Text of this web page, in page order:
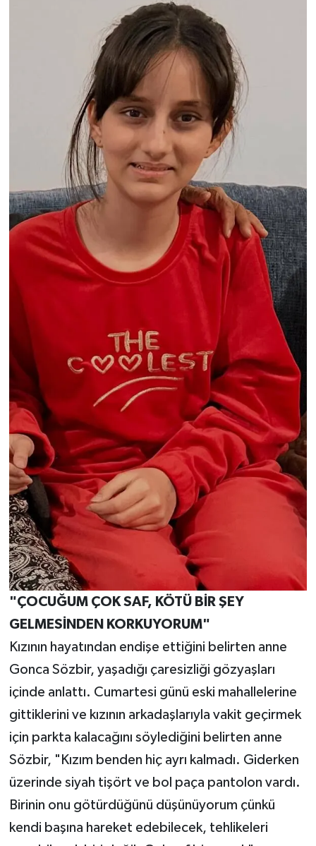
"ÇOCUĞUM ÇOK SAF, KÖTÜ BİR ŞEY
GELMESİNDEN KORKUYORUM"
Kızının hayatından endişe ettiğini belirten anne
Gonca Sözbir, yaşadığı çaresizliği gözyaşları
içinde anlattı. Cumartesi günü eski mahallelerine
gittiklerini ve kızının arkadaşlarıyla vakit geçirmek
için parkta kalacağını söylediğini belirten anne
Sözbir, "Kızım benden hiç ayrı kalmadı. Giderken
üzerinde siyah tişört ve bol paça pantolon vardı.
Birinin onu götürdüğünü düşünüyorum çünkü
kendi başına hareket edebilecek, tehlikeleri